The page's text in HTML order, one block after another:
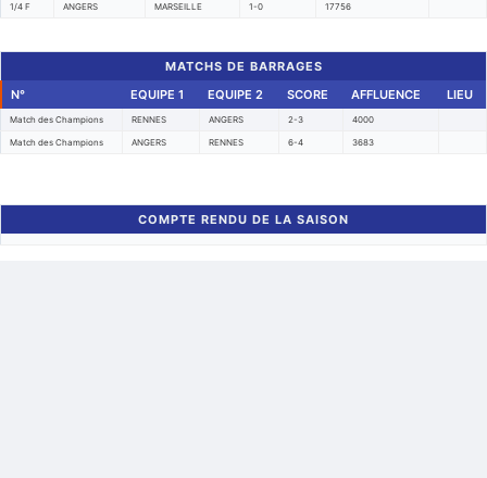
1/4 F ANGERS MARSEILLE 1-0 17756
MATCHS DE BARRAGES
N°
EQUIPE 1 EQUIPE 2 SCORE AFFLUENCE LIEU
Match des Champions RENNES ANGERS 2-3 4000
Match des Champions ANGERS RENNES 6-4 3683
COMPTE RENDU DE LA SAISON